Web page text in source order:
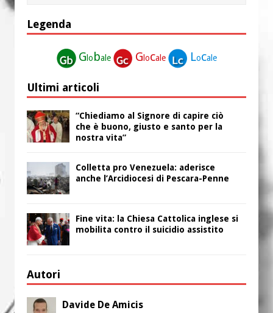
Legenda
G lobale G locale Locale
Ultimi articoli
“Chiediamo al Signore di capire ciò
che è buono, giusto e santo per la
nostra vita”
Colletta pro Venezuela: aderisce
anche l’Arcidiocesi di Pescara-Penne
Fine vita: la Chiesa Cattolica inglese si
mobilita contro il suicidio assistito
Autori
Davide De Amicis